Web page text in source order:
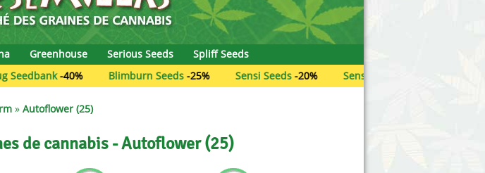
Seeds
Prana Medical Seeds
Pyramid Seeds
Resin Seeds
Royal Queen Seeds
Super Strains
The Cali Connection
T.H. Seeds
Informations de livraison
Questions fréquentes
Greenhouse Serious Seeds
Spliff Seeds
-40% Blimburn Seeds-25% Sensi Seeds -20% Sensi Seeds Research
» Autoflower (25)
de cannabis - Autoflower (25)